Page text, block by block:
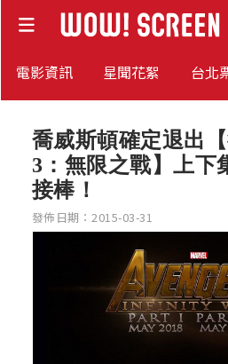
電影資訊 星聞花絮 台北
喬威斯頓確定退出
3：無限之戰】上下
接棒！
發佈日期：2015-03-31